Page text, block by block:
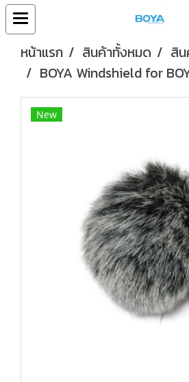
หน้าแรก สินค้าทั้งหมด
สิ
BOYA Windshield for
New